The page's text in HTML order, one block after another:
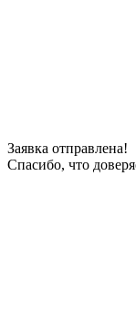
Заявка отправлена!
Спасибо, что